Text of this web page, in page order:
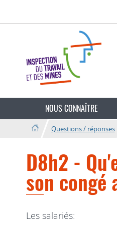
langue
NOUS CONNAÎTRE
Questions / réponses
D8h2 -
son
Les salariés: